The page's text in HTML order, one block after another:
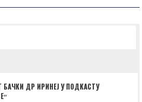
ДР ИРИНЕЈ У ПОДКАСТУ